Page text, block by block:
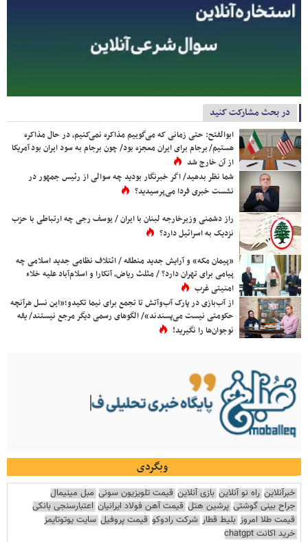
در بحث مشارکت کنید
ابوالفتح: حتی زمانی که می‌گوییم مذاکره نمی‌کنیم، در حال مذاکره
هستیم/ برجام برای ایران معجزه بود/ چون برجام به سود ایران بود آمریکا
از آن خارج شد
شما نظر بدهید/ اگر خبرنگار بودید چه سوالی از رئیس جمهور در
نشست خبری فردا می‌پرسیدید؟
راز دشمنی وزیرخارجه لبنان با ایران / یوسف رجی چه ارتباطی با حزب
نزدیک به اسرائیل دارد؟
«پیمان مکه» و آرایش جدید منطقه / ائتلاف نظامی جدید اسلامی چه
پیامی برای تهران دارد؟ / مثلث ریاض، آنکارا و اسلام‌آباد علیه خلاء
امنیتی غرب
از آب‌بازی در پارک آب‌وآتش تا تجمع برای نیما تکیدو؛«این نسل هرآنچه
حکومتی نیست می‌پسندند»/ الگوهای رسمی دیگر مرجع نیستند/ یقه
نوجوان‌ها را نگیرید!
وبگردی
خبرآنلاین راه نو آنلاین بازی آنلاین قیمت تلویزیون سونی مبل مینیمال
جراح بینی گوشتی پرشین هتل قیمت آهن فولاد ایرانیان اعتبارسنجی بانکی
قیمت طلا امروز بلیط قطار شرکت رادوکو قیمت پروفیل سایت یوتوتایمز
خرید اکانت chatgpt